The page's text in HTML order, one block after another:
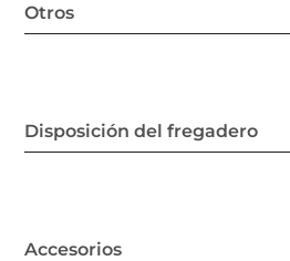
Otros
Disposición del fregadero
Accesorios